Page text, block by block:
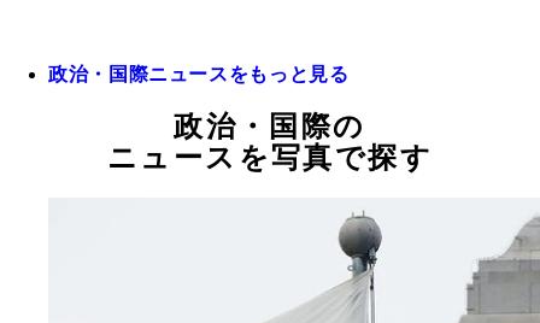
政治・国際ニュースをもっと見る
政治・国際の
ニュースを写真で探す